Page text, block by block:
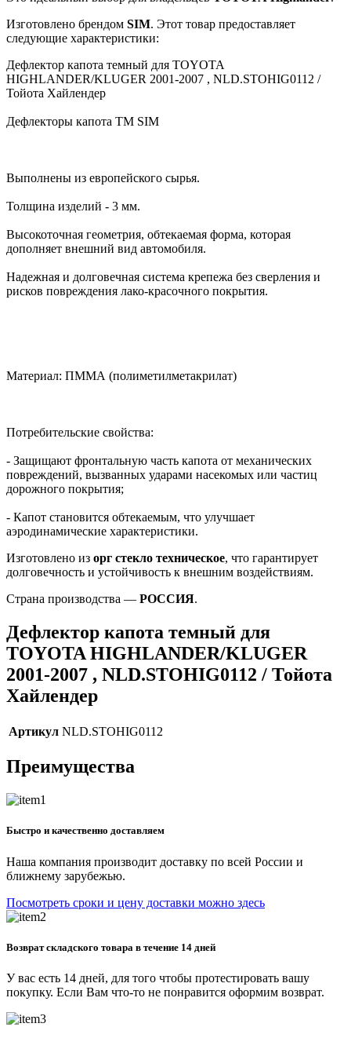
Изготовлено брендом SIM. Этот товар предоставляет
следующие характеристики:
Дефлектор капота темный для TOYOTA
HIGHLANDER/KLUGER 2001-2007 , NLD.STOHIG0112 /
Тойота Хайлендер
Дефлекторы капота TM SIM
Выполнены из европейского сырья.
Толщина изделий - 3 мм.
Высокоточная геометрия, обтекаемая форма, которая
дополняет внешний вид автомобиля.
Надежная и долговечная система крепежа без сверления и
рисков повреждения лако-красочного покрытия.
Материал: ПММА (полиметилметакрилат)
Потребительские свойства:
- Защищают фронтальную часть капота от механических
повреждений, вызванных ударами насекомых или частиц
дорожного покрытия;
- Капот становится обтекаемым, что улучшает
аэродинамические характеристики.
Изготовлено из орг стекло техническое, что гарантирует
долговечность и устойчивость к внешним воздействиям.
Страна производства — РОССИЯ.
Дефлектор капота темный для
TOYOTA HIGHLANDER/KLUGER
2001-2007 , NLD.STOHIG0112 / Тойота
Хайлендер
Артикул NLD.STOHIG0112
Преимущества
Быстро и качественно доставляем
Наша компания производит доставку по всей России и
ближнему зарубежью.
Посмотреть сроки и цену доставки можно здесь
Возврат складского товара в течение 14 дней
У вас есть 14 дней, для того чтобы протестировать вашу
покупку. Если Вам что-то не понравится оформим возврат.